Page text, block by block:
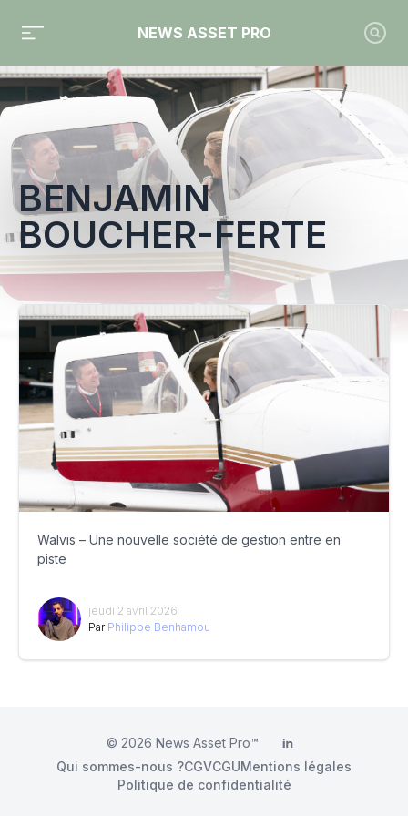
NEWS ASSET PRO
Toute l'actualité sur le tag "Benjamin Boucher-Ferte"
BENJAMIN
BOUCHER-FERTE
Walvis – Une nouvelle société de gestion entre en
piste
jeudi 2 avril 2026
Par Philippe Benhamou
© 2026 News Asset Pro™ LinkedIn
Qui sommes-nous ?CGVCGUMentions légales
Politique de confidentialité